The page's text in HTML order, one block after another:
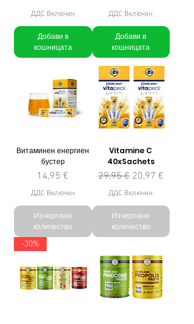
ДДС Включен
Добави в
кошницата
ДДС Включен
Добави в
кошницата
Витаминен енергиен
бустер
Цена
14,95 €
ДДС Включен
Изчерпано
количество
Vitamine C
40xSachets
Редовна цена
29,95 € Продажна цена
20,97 €
ДДС Включен
Изчерпано
количество
-30%